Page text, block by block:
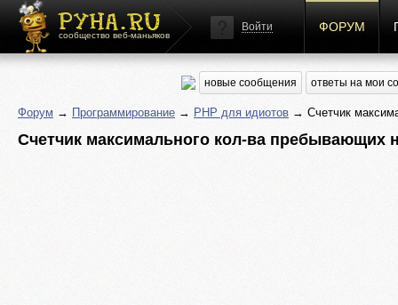
сообщество веб-маньяков
Войти ФОРУМ
новые сообщения ответы на мои
Форум → Программирование → PHP для идиотов → Счетчик
Счетчик максимального кол-ва пребывающих